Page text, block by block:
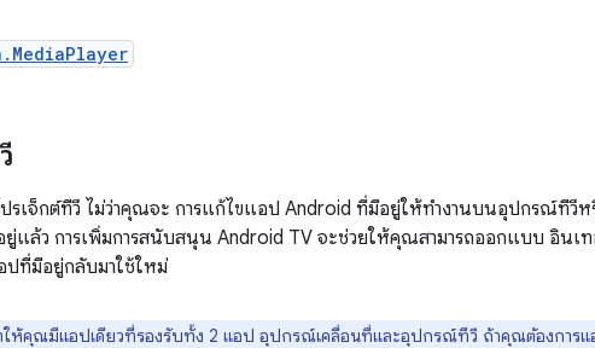
ปรเจ็กต์ทีวี ไม่ว่าคุณจะ การแก้ไขแอป Android ที่มีอยู่ให้ทำงานบนอุปกรณ์ทีวี
ล้ว การเพิ่มการสนับสนุน Android TV จะช่วยให้คุณสามารถออกแบบ อินเท
ที่มีอยู่กลับมาใช้ใหม่
ำให้คุณมีแอปเดียวที่รองรับทั้ง 2 แอป อุปกรณ์เคลื่อนที่และอุปกรณ์ทีวี ถ้าคุณต้องการ